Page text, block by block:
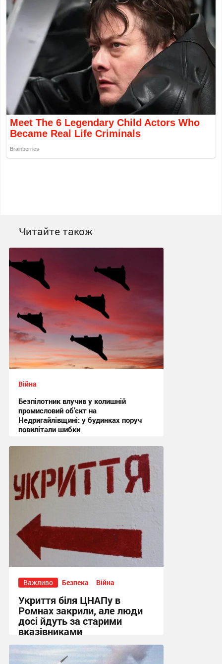
Читайте також
Війна
Безпілотник влучив у колишній
промисловий об’єкт на
Недригайлівщині: у будинках поруч
повилітали шибки
Важливо Безпека Війна
Укриття біля ЦНАПу в
Ромнах закрили, але люди
досі йдуть за старими
вказівниками
10:23, 4.08.2026